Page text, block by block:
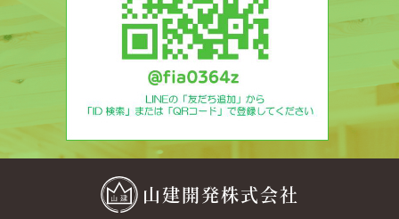
山建開発株式会社